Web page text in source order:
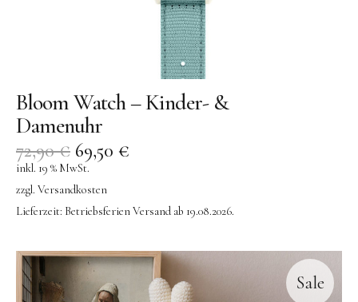
Bloom Watch – Kinder- &
Damenuhr
72,90€ 69,50 €
inkl. 19 % MwSt.
zzgl. Versandkosten
Lieferzeit: Betriebsferien Versand ab 19.08.2026.
Sale